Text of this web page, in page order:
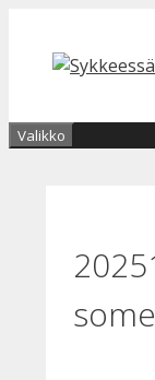
sisältöön
Valikko
some